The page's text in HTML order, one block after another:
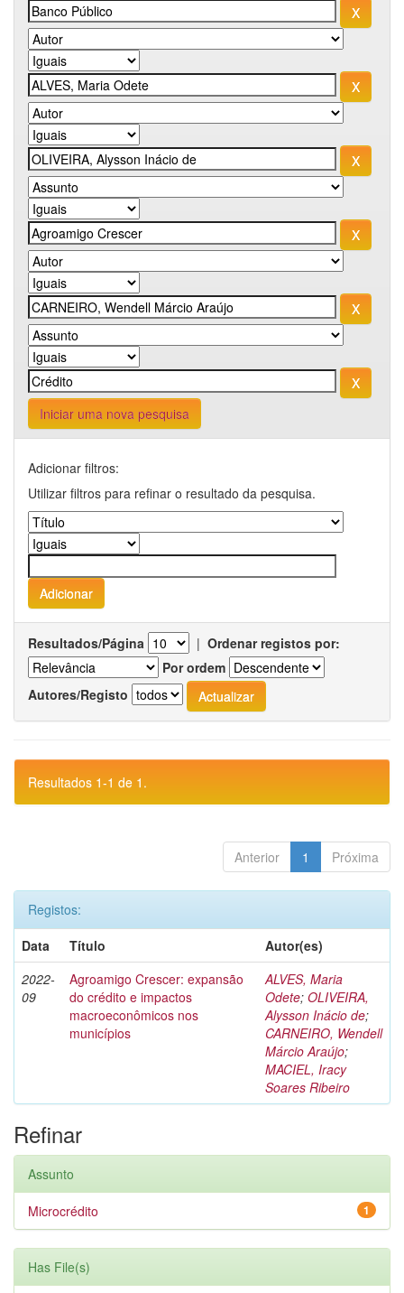
Iniciar uma nova pesquisa
Adicionar filtros:
Utilizar filtros para refinar o resultado da pesquisa.
Resultados/Página | Ordenar registos por:
Por ordem
Autores/Registo
Resultados 1-1 de 1.
Anterior 1 Próxima
Registos:
Data
Título
Autor(es)
2022-
09
Agroamigo Crescer: expansão
do crédito e impactos
macroeconômicos nos
municípios
ALVES, Maria
Odete; OLIVEIRA,
Alysson Inácio de;
CARNEIRO, Wendell
Márcio Araújo;
MACIEL, Iracy
Soares Ribeiro
Refinar
Assunto
1
Microcrédito
Has File(s)